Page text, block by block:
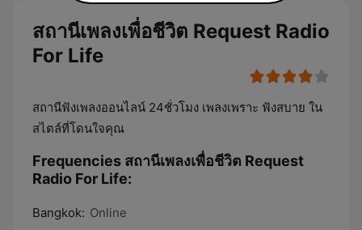
สถานีเพลงเพื่อชีวิต Request Radio
For Life
สถานีฟังเพลงออนไลน์ 24ชั่วโมง เพลงเพราะ ฟังสบาย ใน
สไตล์ที่โดนใจคุณ
Frequencies สถานีเพลงเพื่อชีวิต Request
Radio For Life:
Bangkok: Online